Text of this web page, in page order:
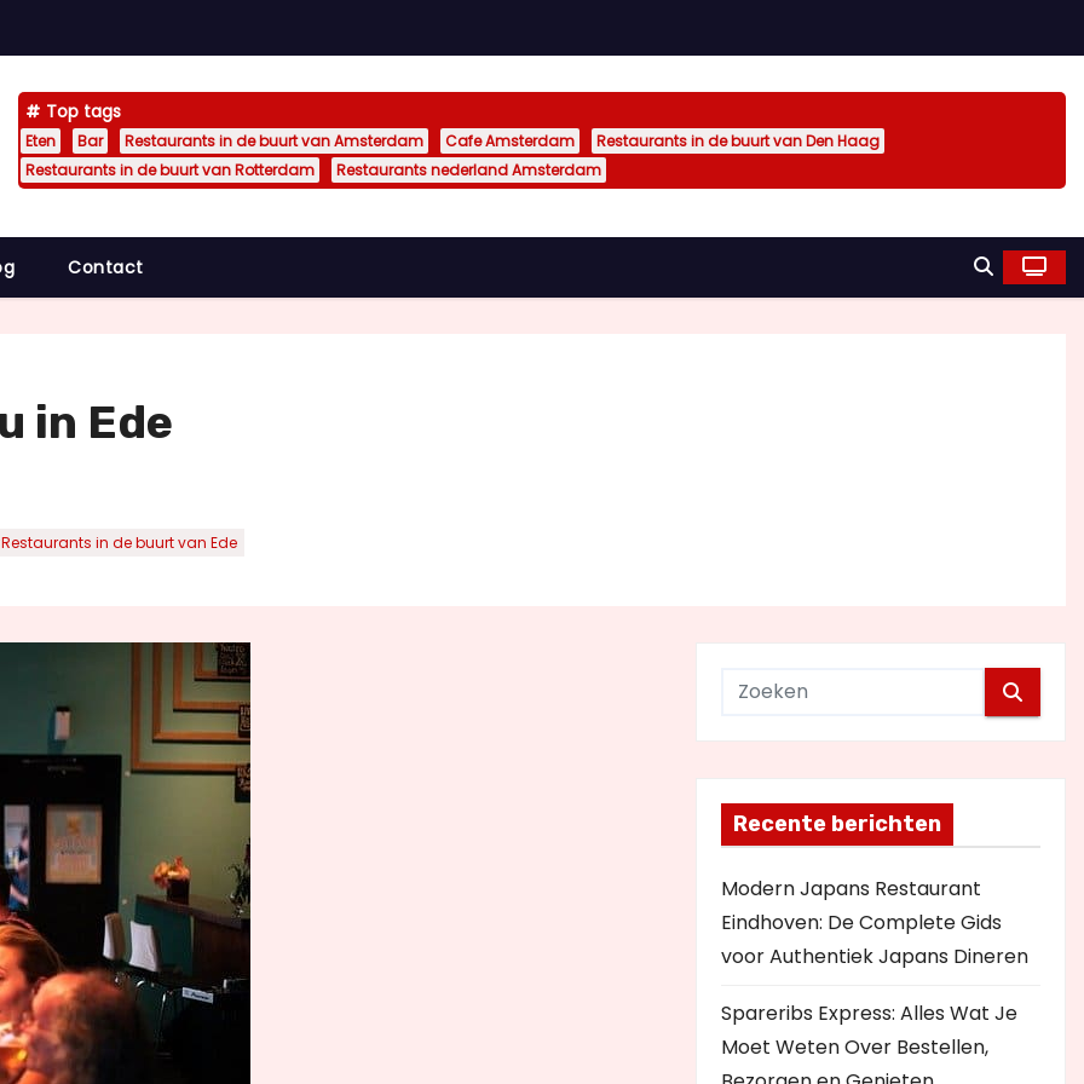
Top tags
Eten Bar Restaurants in de buurt van Amsterdam Cafe Amsterdam
Restaurants in de buurt van Den Haag
Restaurants in de buurt van Rotterdam
Restaurants nederland Amsterdam
Contact
in Ede
in de buurt van Ede
Recente berichten
Modern Japans Restaurant
Eindhoven: De Complete Gids
voor Authentiek Japans Dineren
Spareribs Express: Alles Wat Je
Moet Weten Over Bestellen,